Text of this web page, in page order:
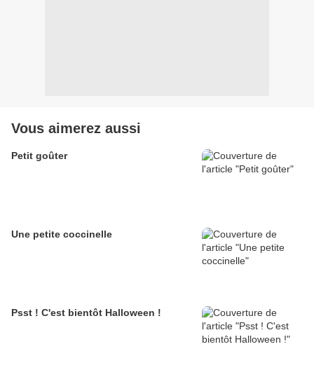
Vous aimerez aussi
Petit goûter
Une petite coccinelle
Psst ! C'est bientôt Halloween !